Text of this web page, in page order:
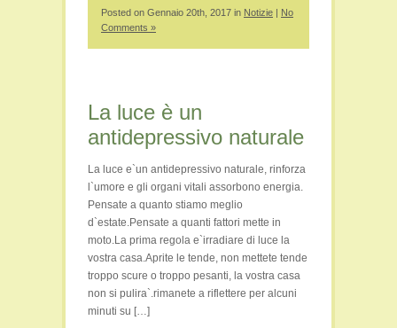
Posted on Gennaio 20th, 2017 in Notizie | No
Comments »
La luce è un
antidepressivo naturale
La luce e`un antidepressivo naturale, rinforza
l`umore e gli organi vitali assorbono energia.
Pensate a quanto stiamo meglio
d`estate.Pensate a quanti fattori mette in
moto.La prima regola e`irradiare di luce la
vostra casa.Aprite le tende, non mettete tende
troppo scure o troppo pesanti, la vostra casa
non si pulira`.rimanete a riflettere per alcuni
minuti su […]